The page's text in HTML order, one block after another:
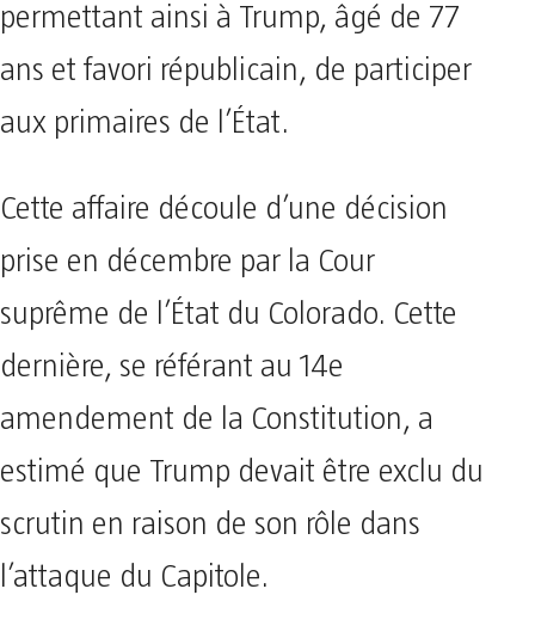
permettant ainsi à Trump, âgé de 77
ans et favori républicain, de participer
aux primaires de l’État.
Cette affaire découle d’une décision
prise en décembre par la Cour
suprême de l’État du Colorado. Cette
dernière, se référant au 14e
amendement de la Constitution, a
estimé que Trump devait être exclu du
scrutin en raison de son rôle dans
l’attaque du Capitole.